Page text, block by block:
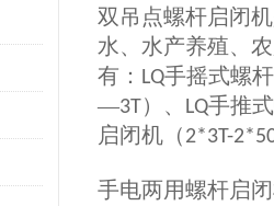
双吊点螺杆启闭
水、水产养殖、
有： LQ手摇式螺
—3T）、 LQ手推
启闭机（ 2*3T-
手电两用螺杆启